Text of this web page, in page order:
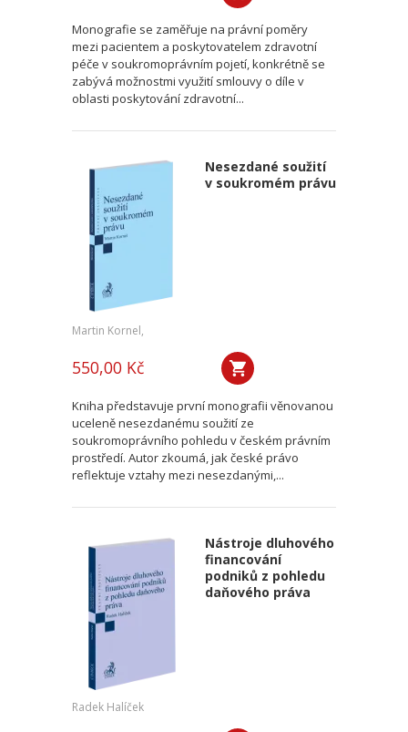
Monografie se zaměřuje na právní poměry
mezi pacientem a poskytovatelem zdravotní
péče v soukromoprávním pojetí, konkrétně se
zabývá možnostmi využití smlouvy o díle v
oblasti poskytování zdravotní...
Nesezdané soužití
v soukromém právu
Martin Kornel,
550,00 Kč
Kniha představuje první monografii věnovanou
uceleně nesezdanému soužití ze
soukromoprávního pohledu v českém právním
prostředí. Autor zkoumá, jak české právo
reflektuje vztahy mezi nesezdanými,...
Nástroje dluhového
financování
podniků z pohledu
daňového práva
Radek Halíček